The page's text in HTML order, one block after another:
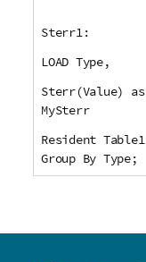
Sterr1:
LOAD Type,
Sterr(Value) as
MySterr
Resident Table1
Group By Type;